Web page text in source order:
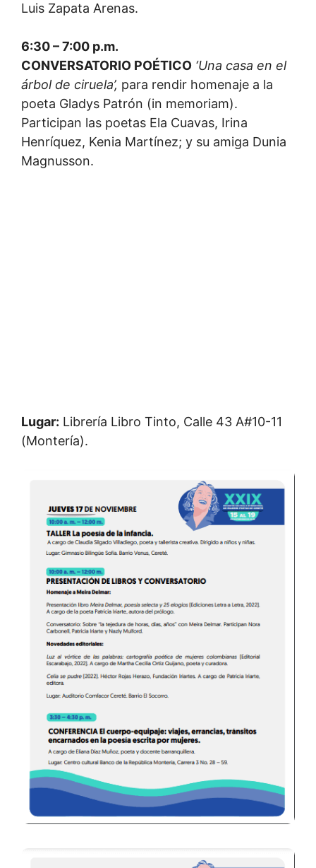
Luis Zapata Arenas.
6:30 – 7:00 p.m.
CONVERSATORIO POÉTICO ‘Una casa en el
árbol de ciruela’, para rendir homenaje a la
poeta Gladys Patrón (in memoriam).
Participan las poetas Ela Cuavas, Irina
Henríquez, Kenia Martínez; y su amiga Dunia
Magnusson.
Lugar: Librería Libro Tinto, Calle 43 A#10-11
(Montería).